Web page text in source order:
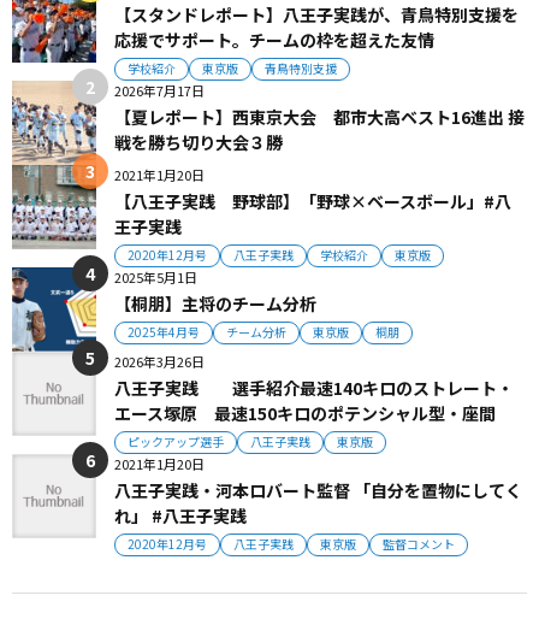
【スタンドレポート】八王子実践が、青鳥特別支援を
応援でサポート。チームの枠を超えた友情
学校紹介 東京版 青鳥特別支援
2026年7月17日
【夏レポート】西東京大会 都市大高ベスト16進出 接
戦を勝ち切り大会３勝
2021年1月20日
【八王子実践 野球部】「野球×ベースボール」#八
王子実践
2020年12月号 八王子実践 学校紹介 東京版
2025年5月1日
【桐朋】主将のチーム分析
2025年4月号 チーム分析 東京版 桐朋
2026年3月26日
八王子実践 選手紹介最速140キロのストレート・
エース塚原 最速150キロのポテンシャル型・座間
ピックアップ選手 八王子実践 東京版
2021年1月20日
八王子実践・河本ロバート監督 「自分を置物にしてく
れ」 #八王子実践
2020年12月号 八王子実践 東京版 監督コメント